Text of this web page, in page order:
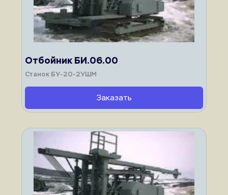
Отбойник БИ.06.00
Станок БУ-20-2УШМ
Заказать